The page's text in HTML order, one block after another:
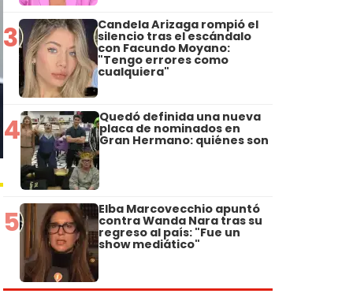
3 Candela Arizaga rompió el
silencio tras el escándalo
con Facundo Moyano:
"Tengo errores como
cualquiera"
4 Quedó definida una nueva
placa de nominados en
Gran Hermano: quiénes son
5 Elba Marcovecchio apuntó
contra Wanda Nara tras su
regreso al país: "Fue un
show mediático"